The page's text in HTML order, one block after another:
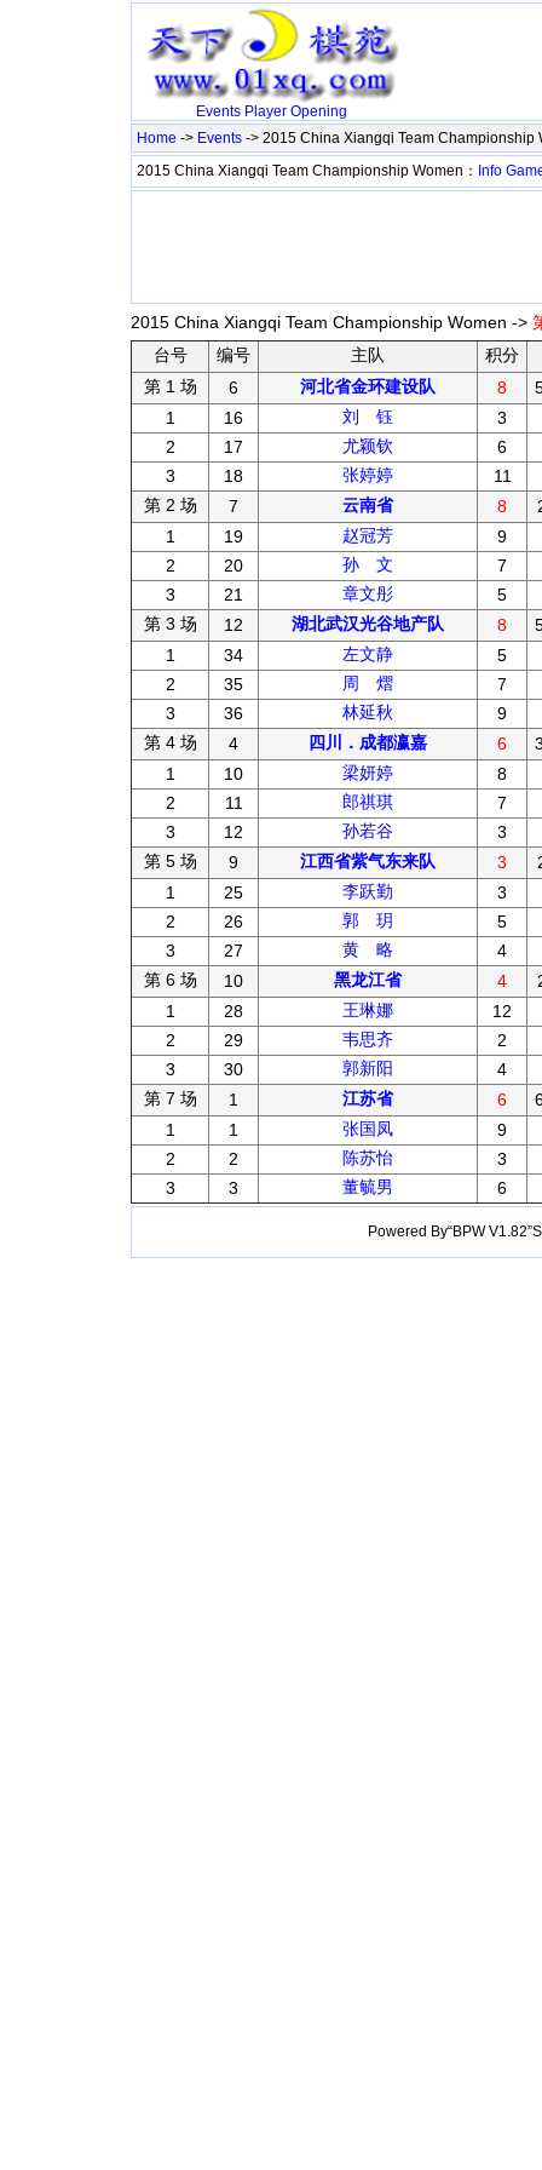
Events Player Opening
Home -> Events -> 2015 China Xiangqi Team Championship
2015 China Xiangqi Team Championship Women： Info
2015 China Xiangqi Team Championship Women ->
台号
编号 主队
积分
第 1 场
6 河北省金环建设队 8
1
16 刘 钰
3
2
17 尤颖钦 6
3
18 张婷婷
11
第 2 场
7 云南省 8
1
19 赵冠芳
9
2
20 孙 文
7
3
21 章文彤
5
第 3 场
12 湖北武汉光谷地产队 8
1
34 左文静
5
2
35 周 熠 7
3
36 林延秋
9
第 4 场
4 四川．成都瀛嘉 6
1
10 梁妍婷
8
2
11 郎祺琪 7
3
12 孙若谷
3
第 5 场
9 江西省紫气东来队 3
1
25 李跃勤
3
2
26 郭 玥 5
3
27 黄 略
4
第 6 场
10 黑龙江省 4
1
28 王琳娜
12
2
29 韦思齐
2
3
30 郭新阳
4
第 7 场
1 江苏省 6
1
1 张国凤
9
2
2 陈苏怡 3
3
3 董毓男 6
Powered By“BPW